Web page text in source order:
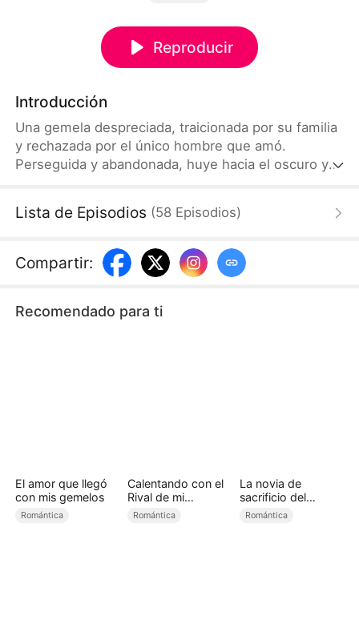
Reproducir
Introducción
Una gemela despreciada, traicionada por su familia
y rechazada por el único hombre que amó.
Perseguida y abandonada, huye hacia el oscuro y
loba marginada se convierte en la reina de la
Lista de Episodios (58 Episodios)
Compartir:
Recomendado para ti
El amor que llegó
con mis gemelos
Romántica
Calentando con el
Rival de mi
Hermano
Romántica
La novia de
sacrificio del
príncipe alfa
Romántica